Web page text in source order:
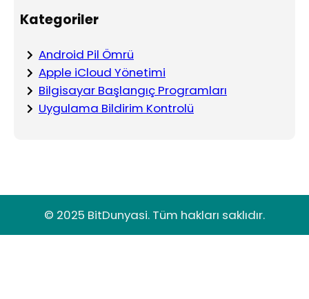
Kategoriler
Android Pil Ömrü
Apple iCloud Yönetimi
Bilgisayar Başlangıç Programları
Uygulama Bildirim Kontrolü
© 2025 BitDunyasi. Tüm hakları saklıdır.